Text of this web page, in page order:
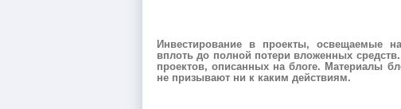
Инвестирование в проекты, освещаемые
вплоть до полной потери вложенных
проектов, описанных на блоге. Материалы
не призывают ни к каким действиям.